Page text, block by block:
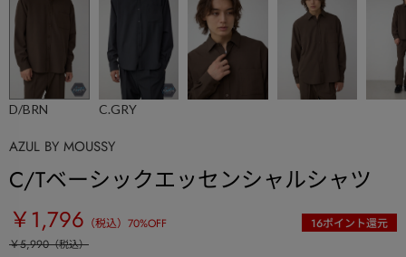
D/BRN C.GRY
AZUL BY MOUSSY
C/Tベーシックエッセンシャルシャツ
￥1,796 （税込） 70%OFF 16ポイント還元
￥5,990（税込）